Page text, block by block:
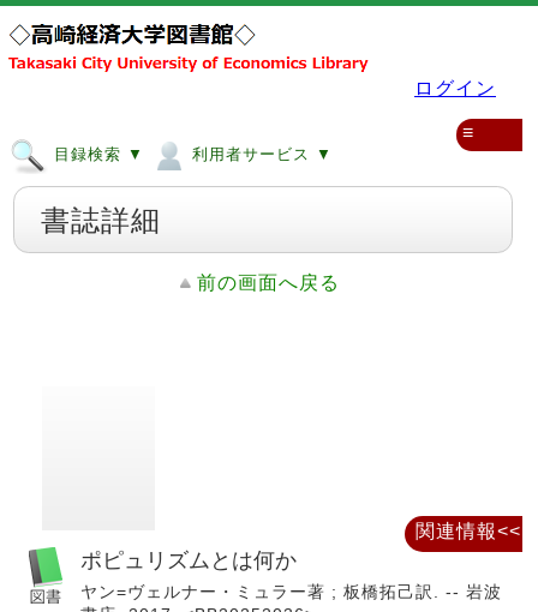
ログイン
目録検索 ▼ 利用者サービス ▼
≡
書誌詳細
前の画面へ戻る
ポピュリズムとは何か
ヤン=ヴェルナー・ミュラー著 ; 板橋拓己訳. -- 岩波
関連情報<<